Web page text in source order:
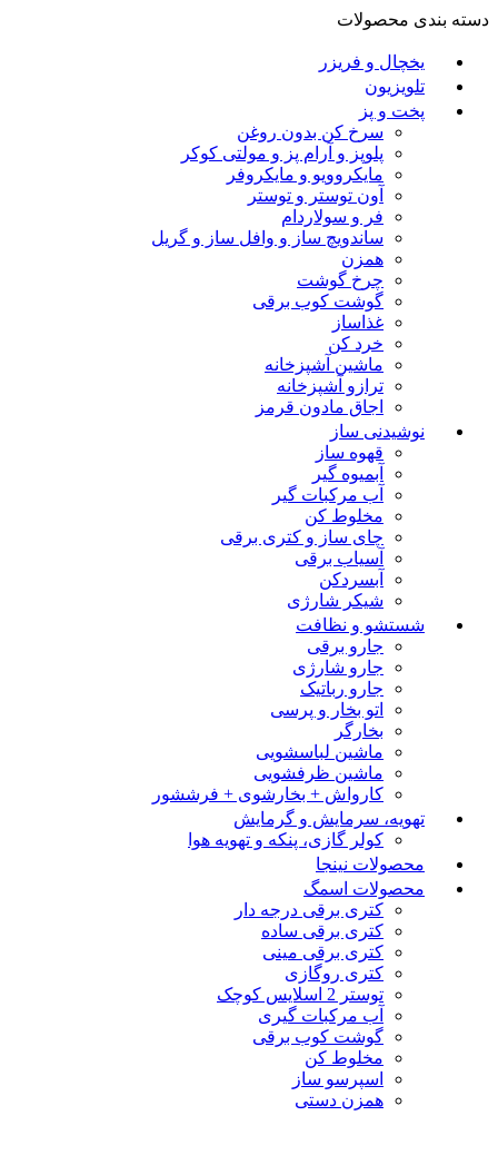
دسته بندی محصولات
یخچال و فریزر
تلویزیون
پخت و پز
سرخ کن بدون روغن
پلوپز و آرام پز و مولتی کوکر
مایکروویو و مایکروفر
آون توستر و توستر
فر و سولاردام
ساندویچ ساز و وافل ساز و گریل
همزن
چرخ گوشت
گوشت کوب برقی
غذاساز
خرد کن
ماشین آشپزخانه
ترازو آشپزخانه
اجاق مادون قرمز
نوشیدنی ساز
قهوه ساز
آبمیوه گیر
آب مرکبات گیر
مخلوط کن
چای ساز و کتری برقی
آسیاب برقی
آبسردکن
شیکر شارژی
شستشو و نظافت
جارو برقی
جارو شارژی
جارو رباتیک
اتو بخار و پرسی
بخارگر
ماشین لباسشویی
ماشین ظرفشویی
کارواش + بخارشوی + فرششور
تهویه، سرمایش و گرمایش
کولر گازی، پنکه و تهویه هوا
محصولات نینجا
محصولات اسمگ
کتری برقی درجه دار
کتری برقی ساده
کتری برقی مینی
کتری روگازی
توستر 2 اسلایس کوچک
آب مرکبات گیری
گوشت کوب برقی
مخلوط کن
اسپرسو ساز
همزن دستی